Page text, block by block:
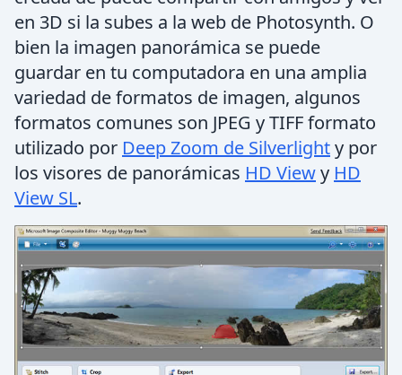
en 3D si la subes a la web de Photosynth. O
bien la imagen panorámica se puede
guardar en tu computadora en una amplia
variedad de formatos de imagen, algunos
formatos comunes son JPEG y TIFF formato
utilizado por Deep Zoom de Silverlighty por
los visores de panorámicas HD Viewy HD
View SL.